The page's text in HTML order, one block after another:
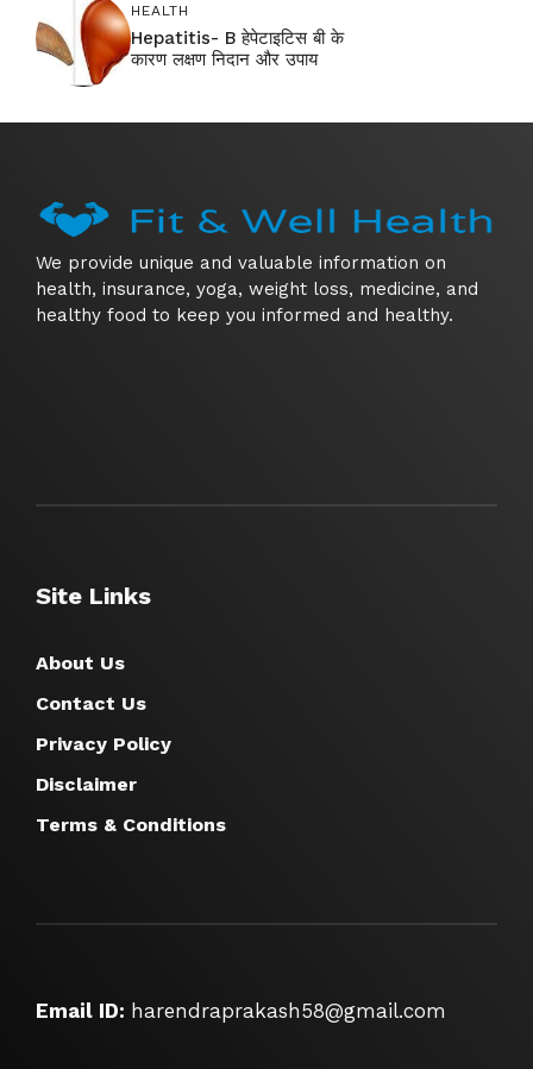
HEALTH
Hepatitis- B हेपेटाइटिस बी के
कारण लक्षण निदान और उपाय
We provide unique and valuable information on
health, insurance, yoga, weight loss, medicine, and
healthy food to keep you informed and healthy.
Site Links
About Us
Contact Us
Privacy Policy
Disclaimer
Terms & Conditions
Email ID: harendraprakash58@gmail.com